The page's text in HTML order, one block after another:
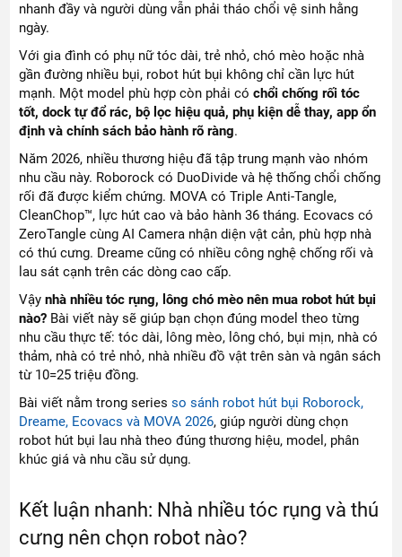
nhanh đầy và người dùng vẫn phải tháo chổi vệ sinh hằng
ngày.
Với gia đình có phụ nữ tóc dài, trẻ nhỏ, chó mèo hoặc nhà
gần đường nhiều bụi, robot hút bụi không chỉ cần lực hút
mạnh. Một model phù hợp còn phải cóchổi chống rối tóc
tốt, dock tự đổ rác, bộ lọc hiệu quả, phụ kiện dễ thay, app ổn
định và chính sách bảo hành rõ ràng.
Năm 2026, nhiều thương hiệu đã tập trung mạnh vào nhóm
nhu cầu này. Roborock có DuoDivide và hệ thống chổi chống
rối đã được kiểm chứng. MOVA có Triple Anti-Tangle,
CleanChop™, lực hút cao và bảo hành 36 tháng. Ecovacs có
ZeroTangle cùng AI Camera nhận diện vật cản, phù hợp nhà
có thú cưng. Dreame cũng có nhiều công nghệ chống rối và
lau sát cạnh trên các dòng cao cấp.
Vậynhà nhiều tóc rụng, lông chó mèo nên mua robot hút bụi
nào? Bài viết này sẽ giúp bạn chọn đúng model theo từng
nhu cầu thực tế: tóc dài, lông mèo, lông chó, bụi mịn, nhà có
thảm, nhà có trẻ nhỏ, nhà nhiều đồ vật trên sàn và ngân sách
từ 10=25 triệu đồng.
Bài viết nằm trong seriesso sánh robot hút bụi Roborock,
Dreame, Ecovacs và MOVA 2026, giúp người dùng chọn
robot hút bụi lau nhà theo đúng thương hiệu, model, phân
khúc giá và nhu cầu sử dụng.
Kết luận nhanh: Nhà nhiều tóc rụng và thú
cưng nên chọn robot nào?